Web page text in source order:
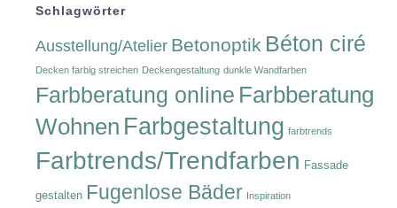
Schlagwörter
Ausstellung/Atelier Betonoptik Béton ciré
Decken farbig streichen Deckengestaltung dunkle Wandfarben
Farbberatung online Farbberatung
Wohnen Farbgestaltung farbtrends
Farbtrends/Trendfarben Fassade
gestalten Fugenlose Bäder Inspiration